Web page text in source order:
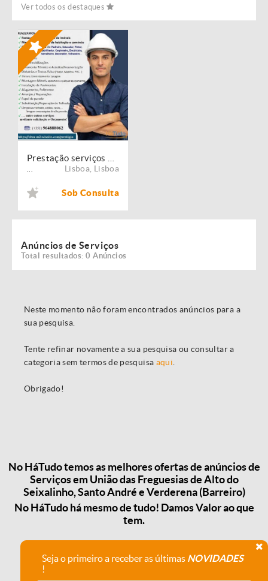
Ver todos os destaques
Lisboa Lisboa
Sob Consulta
Anúncios de Serviços
Total resultados: 0 Anúncios
Neste momento não foram encontrados anúncios para a
sua pesquisa.
Tente refinar novamente a sua pesquisa ou consultar a
categoria sem termos de pesquisa aqui
Obrigado!
No HáTudo temos as melhores ofertas de anúncios de
Serviços em União das Freguesias de Alto do
Seixalinho, Santo André e Verderena (Barreiro)
No HáTudo há mesmo de tudo! Damos Valor ao que
tem.
Seja o primeiro a receber as últimas NOVIDADES
!